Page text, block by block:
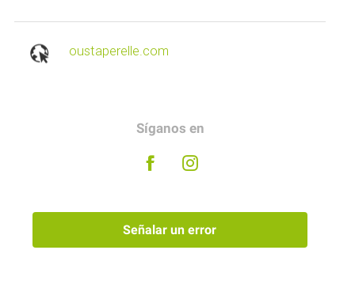
oustaperelle.com
Síganos en
Señalar un error